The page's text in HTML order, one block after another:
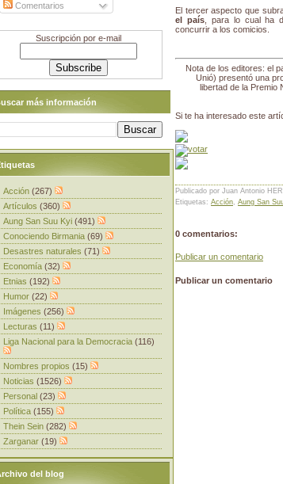
El tercer aspecto que
el país, para lo cual ha
concurrir a los comicios.
Nota de los editores: el
Unió) presentó una
libertad de la Premio
Si te ha interesado este
Publicado por Juan Antonio
Etiquetas: Acción, Aung San
0 comentarios:
Publicar un comentario
Publicar un comentario
Comentarios
Suscripción por e-mail
más información
Acción (267)
Artículos (360)
Aung San Suu Kyi (491)
Conociendo Birmania (69)
Desastres naturales (71)
Economía (32)
Etnias (192)
Humor (22)
Imágenes (256)
Lecturas (11)
Liga Nacional para la Democracia (116)
Nombres propios (15)
Noticias (1526)
Personal (23)
Política (155)
Thein Sein (282)
Zarganar (19)
del blog